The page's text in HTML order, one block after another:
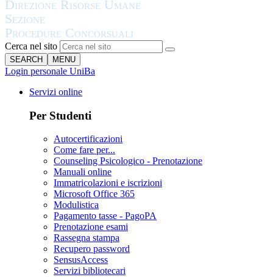
Cerca nel sito
SEARCH MENU
Login personale UniBa
Servizi online
Per Studenti
Autocertificazioni
Come fare per...
Counseling Psicologico - Prenotazione
Manuali online
Immatricolazioni e iscrizioni
Microsoft Office 365
Modulistica
Pagamento tasse - PagoPA
Prenotazione esami
Rassegna stampa
Recupero password
SensusAccess
Servizi bibliotecari